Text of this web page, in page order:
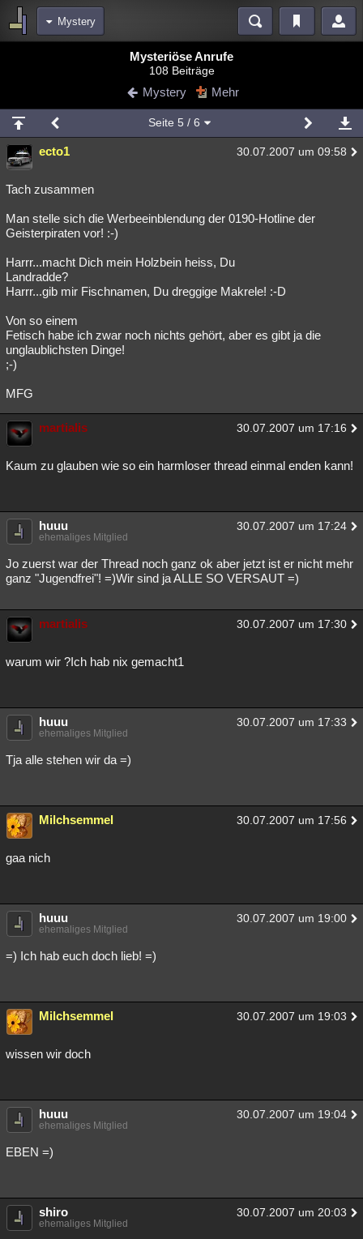
Mystery
Blogs Videos
Chat Wiki Neuigkeiten
meine Rubriken
Menschen Mystery Kriminalfälle
Spiritualität Verschwörungen
Natur Umfragen Unterhaltung
weitere Rubriken
Philosophie Träume Orte Esoterik
Astronomie Helpdesk Gruppen Gaming Filme
Musik Clash Verbesserungen Allmystery English
Übersichten
Lesenswert Schlüsselwörter
Mysteriöse Anrufe
108 Beiträge
Mystery Mehr
Seite 5 / 6
ecto1 30.07.2007 um 09:58
Tach zusammen
Man stelle sich die Werbeeinblendung der 0190-Hotline der
Geisterpiraten vor! :-)
Harrr...macht Dich mein Holzbein heiss, Du
Landradde?
Harrr...gib mir Fischnamen, Du dreggige Makrele! :-D
Von so einem
Fetisch habe ich zwar noch nichts gehört, aber es gibt ja die
unglaublichsten Dinge!
;-)
MFG
martialis 30.07.2007 um 17:16
Kaum zu glauben wie so ein harmloser thread einmal enden kann!
huuu 30.07.2007 um 17:24
ehemaliges Mitglied
Jo zuerst war der Thread noch ganz ok aber jetzt ist er nicht mehr
ganz "Jugendfrei"! =)Wir sind ja ALLE SO VERSAUT =)
martialis 30.07.2007 um 17:30
warum wir ?Ich hab nix gemacht1
huuu 30.07.2007 um 17:33
ehemaliges Mitglied
Tja alle stehen wir da =)
Milchsemmel 30.07.2007 um 17:56
gaa nich
huuu 30.07.2007 um 19:00
ehemaliges Mitglied
=) Ich hab euch doch lieb! =)
Milchsemmel 30.07.2007 um 19:03
wissen wir doch
huuu 30.07.2007 um 19:04
ehemaliges Mitglied
EBEN =)
shiro 30.07.2007 um 20:03
ehemaliges Mitglied